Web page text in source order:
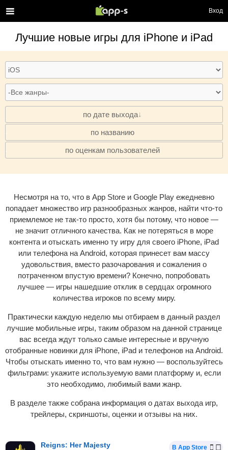
Вход
Лучшие новые игры для iPhone и iPad
по дате выхода
· по названию
· по оценкам пользователей
Несмотря на то, что в App Store и Google Play ежедневно
попадает множество игр разнообразных жанров, найти что-то
приемлемое не так-то просто, хотя бы потому, что новое —
не значит отличного качества. Как не потеряться в море
контента и отыскать именно ту игру для своего iPhone, iPad
или телефона на Android, которая принесет вам массу
удовольствия, вместо разочарования и сожаления о
потраченном впустую времени? Конечно, попробовать
лучшее — игры нашедшие отклик в сердцах огромного
количества игроков по всему миру.
Практически каждую неделю мы отбираем в данный раздел
лучшие мобильные игры, таким образом на данной странице
вас всегда ждут только самые интересные и вручную
отобранные новинки для iPhone, iPad и телефонов на Android.
Чтобы отыскать именно то, что вам нужно — воспользуйтесь
фильтрами: укажите используемую вами платформу и, если
это необходимо, любимый вами жанр.
В разделе также собрана информация о датах выхода игр,
трейлеры, скриншоты, оценки и отзывы на них.
Reigns: Her Majesty В App Store